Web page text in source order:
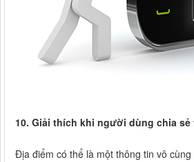
10. Giải thích khi người dùng chia
Địa điểm có thể là một thông tin vô